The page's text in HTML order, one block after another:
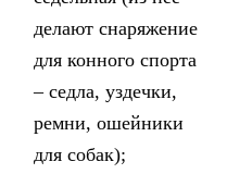
делают снаряжение
для конного спорта
– седла, уздечки,
ремни, ошейники
для собак);